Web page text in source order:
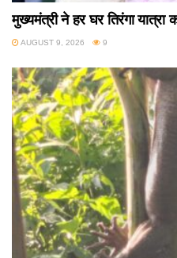
मुख्यमंत्री ने हर घर तिरंगा यात्रा
AUGUST 9, 2026 9